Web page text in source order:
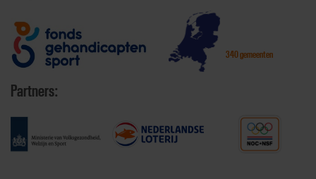
340 gemeenten
Partners: